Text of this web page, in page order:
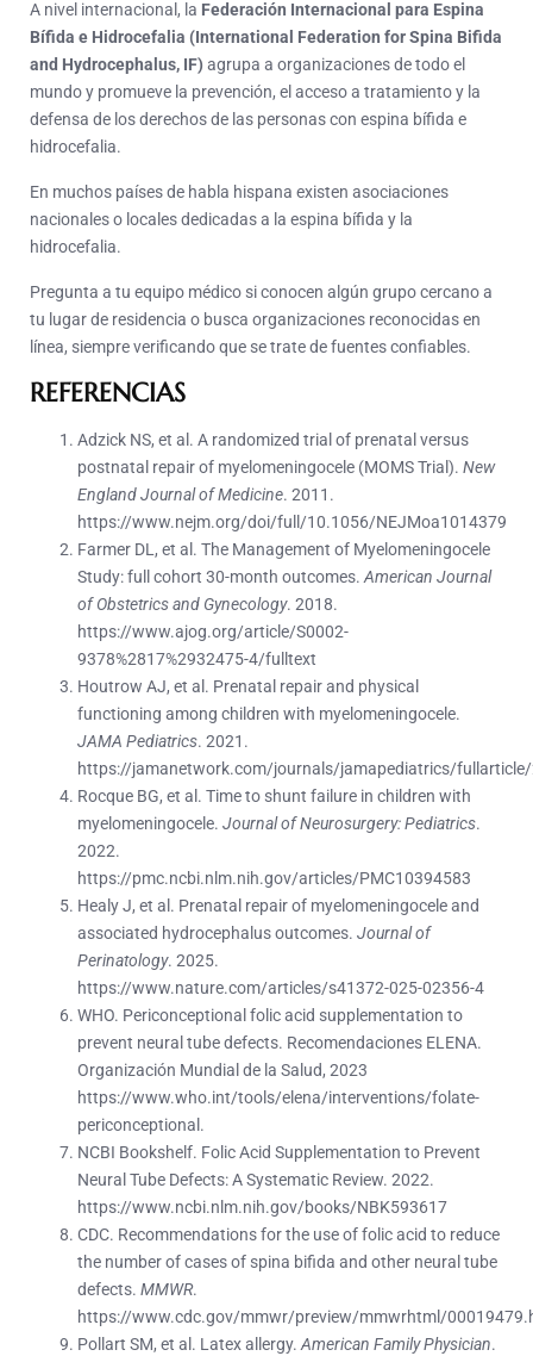
A nivel internacional, la Federación Internacional para Espina
Bífida e Hidrocefalia (International Federation for Spina Bifida
and Hydrocephalus, IF) agrupa a organizaciones de todo el
mundo y promueve la prevención, el acceso a tratamiento y la
defensa de los derechos de las personas con espina bífida e
hidrocefalia.
En muchos países de habla hispana existen asociaciones
nacionales o locales dedicadas a la espina bífida y la
hidrocefalia.
Pregunta a tu equipo médico si conocen algún grupo cercano a
tu lugar de residencia o busca organizaciones reconocidas en
línea, siempre verificando que se trate de fuentes confiables.
REFERENCIAS
Adzick NS, et al. A randomized trial of prenatal versus
postnatal repair of myelomeningocele (MOMS Trial). New
England Journal of Medicine. 2011.
https://www.nejm.org/doi/full/10.1056/NEJMoa1014379
Farmer DL, et al. The Management of Myelomeningocele
Study: full cohort 30-month outcomes.American Journal
of Obstetrics and Gynecology. 2018.
https://www.ajog.org/article/S0002-
9378%2817%2932475-4/fulltext
Houtrow AJ, et al. Prenatal repair and physical
functioning among children with myelomeningocele.
JAMA Pediatrics. 2021.
https://jamanetwork.com/journals/jamapediatrics/
Rocque BG, et al. Time to shunt failure in children with
myelomeningocele. Journal of Neurosurgery: Pediatrics.
2022.
https://pmc.ncbi.nlm.nih.gov/articles/PMC10394583
Healy J, et al. Prenatal repair of myelomeningocele and
associated hydrocephalus outcomes. Journal of
Perinatology. 2025.
https://www.nature.com/articles/s41372-025-02356-4
WHO. Periconceptional folic acid supplementation to
prevent neural tube defects. Recomendaciones ELENA.
Organización Mundial de la Salud, 2023
https://www.who.int/tools/elena/interventions/folate-
periconceptional.
NCBI Bookshelf. Folic Acid Supplementation to Prevent
Neural Tube Defects: A Systematic Review. 2022.
https://www.ncbi.nlm.nih.gov/books/NBK593617
CDC. Recommendations for the use of folic acid to reduce
the number of cases of spina bifida and other neural tube
defects. MMWR.
https://www.cdc.gov/mmwr/preview/mmwrhtml/
Pollart SM, et al. Latex allergy.American Family Physician.